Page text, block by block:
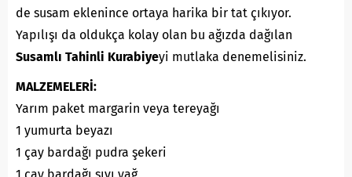
de susam eklenince ortaya harika bir tat çıkıyor.
Yapılışı da oldukça kolay olan bu ağızda dağılan
Susamlı Tahinli Kurabiyeyi mutlaka denemelisiniz.
MALZEMELERİ:
Yarım paket margarin veya tereyağı
1 yumurta beyazı
1 çay bardağı pudra şekeri